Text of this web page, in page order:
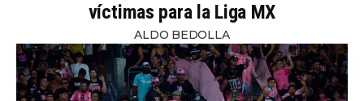
víctimas para la Liga MX
ALDO BEDOLLA